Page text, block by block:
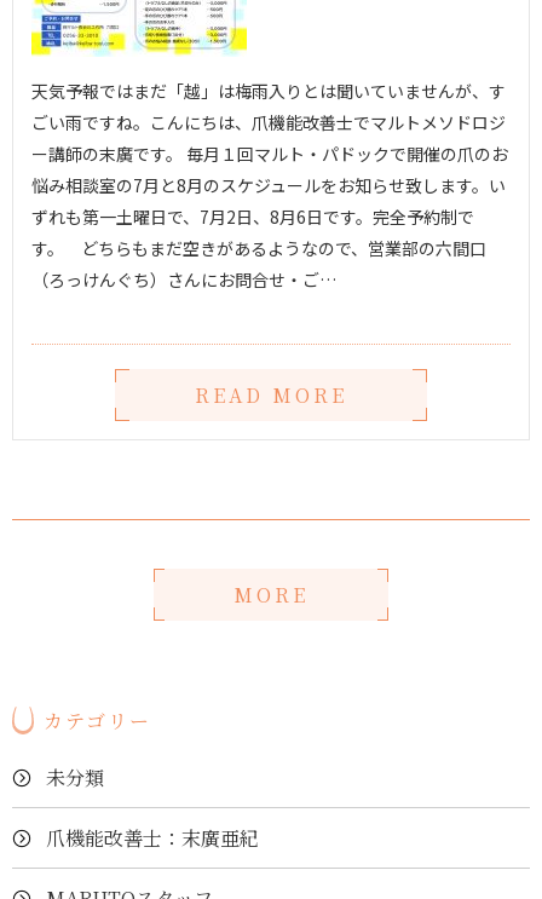
天気予報ではまだ「越」は梅雨入りとは聞いていませんが、す
ごい雨ですね。こんにちは、爪機能改善士でマルトメソドロジ
ー講師の末廣です。 毎月１回マルト・パドックで開催の爪のお
悩み相談室の7月と8月のスケジュールをお知らせ致します。い
ずれも第一土曜日で、7月2日、8月6日です。完全予約制で
す。 どちらもまだ空きがあるようなので、営業部の六間口
（ろっけんぐち）さんにお問合せ・ご…
READ MORE
MORE
カテゴリー
未分類
爪機能改善士：末廣亜紀